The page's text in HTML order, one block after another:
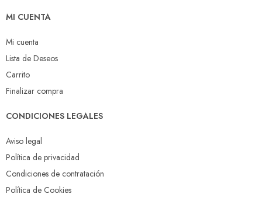
MI CUENTA
Mi cuenta
Lista de Deseos
Carrito
Finalizar compra
CONDICIONES LEGALES
Aviso legal
Política de privacidad
Condiciones de contratación
Política de Cookies